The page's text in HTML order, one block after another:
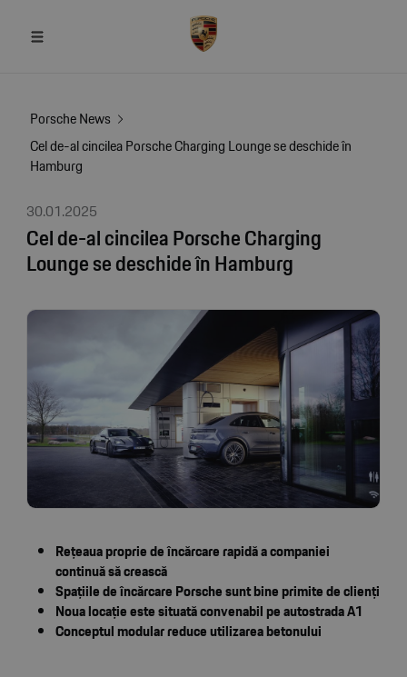
Porsche News
Cel de-al cincilea Porsche Charging Lounge se deschide în
Hamburg
30.01.2025
Cel de-al cincilea Porsche Charging
Lounge se deschide în Hamburg
Rețeaua proprie de încărcare rapidă a companiei
continuă să crească
Spațiile de încărcare Porsche sunt bine primite de clienți
Noua locație este situată convenabil pe autostrada A1
Conceptul modular reduce utilizarea betonului